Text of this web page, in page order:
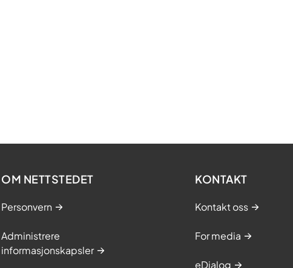
OM NETTSTEDET
Personvern
Administrere
informasjonskapsler
KONTAKT
Kontakt oss
For media
eDialog